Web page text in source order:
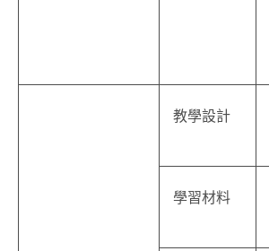
教學設計
學習材料